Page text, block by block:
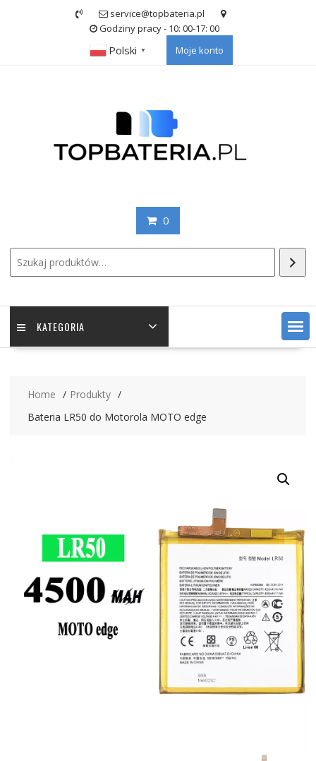
service@topbateria.pl
Godziny pracy - 10: 00-17: 00
Polski ▼ Moje konto
0
KATEGORIA
Home
Produkty
Bateria LR50 do Motorola MOTO edge